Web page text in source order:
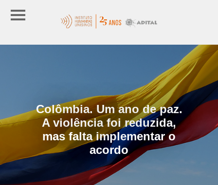
Colômbia. Um ano de paz.
A violência foi reduzida,
mas falta implementar o
acordo